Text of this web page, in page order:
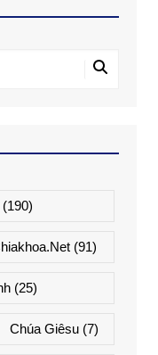
(190)
(91)
(25)
Chúa Giêsu(7)